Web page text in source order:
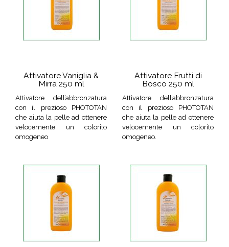
Attivatore Vaniglia &
Mirra 250 ml
Attivatore dell’abbronzatura
con il prezioso PHOTOTAN
che aiuta la pelle ad ottenere
velocemente un colorito
omogeneo
Attivatore Frutti di
Bosco 250 ml
Attivatore dell’abbronzatura
con il prezioso PHOTOTAN
che aiuta la pelle ad ottenere
velocemente un colorito
omogeneo.